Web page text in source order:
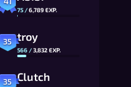
75 /6,789EXP.
35 troy
566 /3,832 EXP.
35 Clutch